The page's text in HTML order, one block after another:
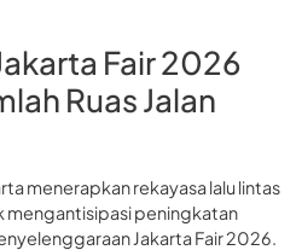
Fair 2026
Ruas Jalan
menerapkan rekayasa lalu lintas
mengantisipasi peningkatan
Jakarta Fair 2026.